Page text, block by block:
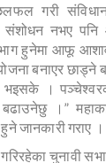
गरी
संशोधन नभए पनि
भाग हुनेमा आफू
बनाएर छाड्ने
भइसके ।
।”
जानकारी गराए ।
चुनावी